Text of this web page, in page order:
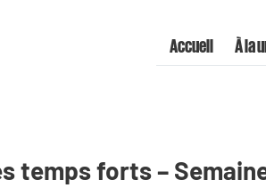
Accueil À la
temps forts –